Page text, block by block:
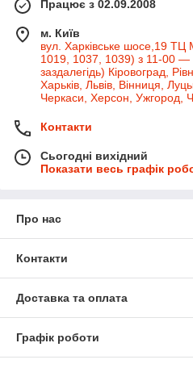
Працює з 02.09.2008
м. Київ
вул. Харківське шосе,19 ТЦ
1019, 1037, 1039) з 11-00
заздалегідь) Кіровоград,
Харьків, Львів, Вінниця,
Черкаси, Херсон, Ужгород,
Контакти
Сьогодні вихідний
Показати весь графік
Про нас
Контакти
Доставка та оплата
Графік роботи